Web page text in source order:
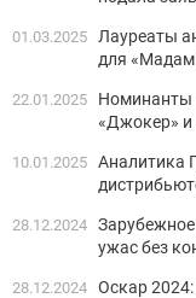
01.03.2025
Лауреаты
для
22.01.2025
Номинанты
«Джокер» и
10.01.2025 Аналитика
28.12.2024 Зарубежное
ужас без
28.12.2024 Оскар